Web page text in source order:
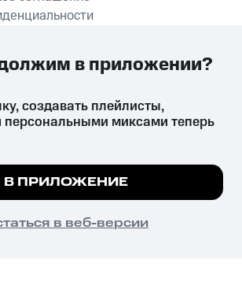
ПРИЛОЖЕНИЕ
их аналогов причиняет вред здоровью,
запрещён и влечёт установленную
ответственность.
куки, чтобы на сайте все
ПОНЯТНО
создавать плейлисты,
персональными миксами теперь
В ПРИЛОЖЕНИЕ
в веб-версии